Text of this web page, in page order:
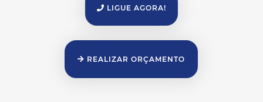
LIGUE AGORA!
REALIZAR ORÇAMENTO